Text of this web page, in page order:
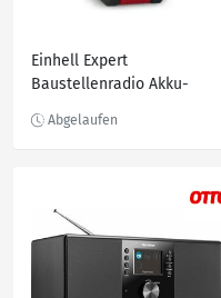
Einhell Expert
Baustellenradio Akku-
DAB+/FM/BT Solo